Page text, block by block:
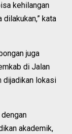
kehilangan
kata
juga
di Jalan
dijadikan lokasi
akademik,